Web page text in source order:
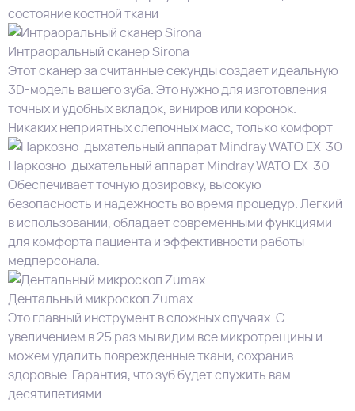
состояние костной ткани
Интраоральный сканер Sirona
Этот сканер за считанные секунды создает идеальную
3D-модель вашего зуба. Это нужно для изготовления
точных и удобных вкладок, виниров или коронок.
Никаких неприятных слепочных масс, только комфорт
Наркозно-дыхательный аппарат Mindray WATO EX-30
Обеспечивает точную дозировку, высокую
безопасность и надежность во время процедур. Легкий
в использовании, обладает современными функциями
для комфорта пациента и эффективности работы
медперсонала.
Дентальный микроскоп Zumax
Это главный инструмент в сложных случаях. С
увеличением в 25 раз мы видим все микротрещины и
можем удалить поврежденные ткани, сохранив
здоровые. Гарантия, что зуб будет служить вам
десятилетиями